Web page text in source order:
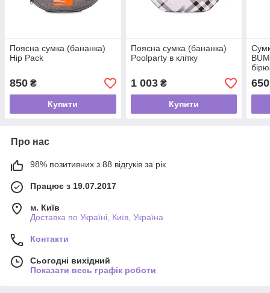
Поясна сумка (бананка)
Hip Pack
850 ₴
Купити
Поясна сумка (бананка)
Poolparty в клітку
1 003₴
Купити
650
Про нас
98% позитивних з 88 відгуків за рік
Працює з 19.07.2017
м. Київ
Доставка по Україні, Київ, Україна
Контакти
Сьогодні вихідний
Показати весь графік роботи